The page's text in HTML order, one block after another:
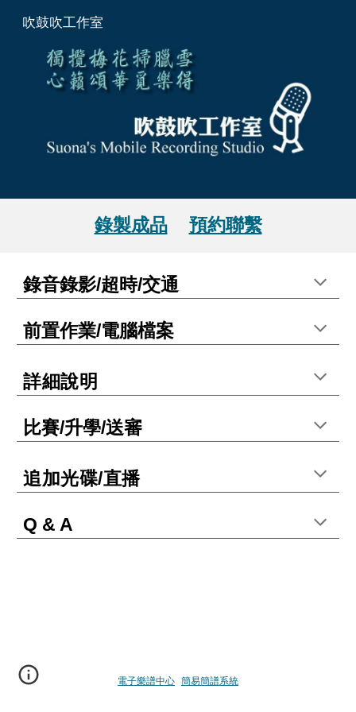
Skip to main content
吹鼓吹工作室
錄製成品 預約聯繫
錄音錄影/超時/交通
前置作業/電腦檔案
詳細說明
比賽/升學/送審
追加光碟/直播
Q & A
電子樂譜中心 簡易簡譜系統